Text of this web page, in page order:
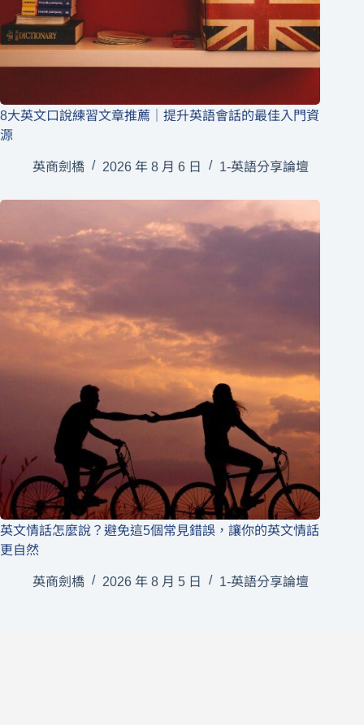
8大英文口說練習文章推薦｜提升英語會話的最佳入門資
源
英商劍橋 2026 年 8 月 6 日 1-英語分享論壇
英文情話怎麼說？避免這5個常見錯誤，讓你的英文情話
更自然
英商劍橋 2026 年 8 月 5 日 1-英語分享論壇